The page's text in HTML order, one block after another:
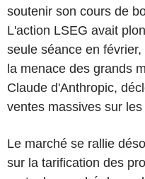
soutenir son cours de
L'action LSEG avait
seule séance en
la menace des grands
Claude d'Anthropic,
ventes massives sur
Le marché se rallie
sur la tarification des